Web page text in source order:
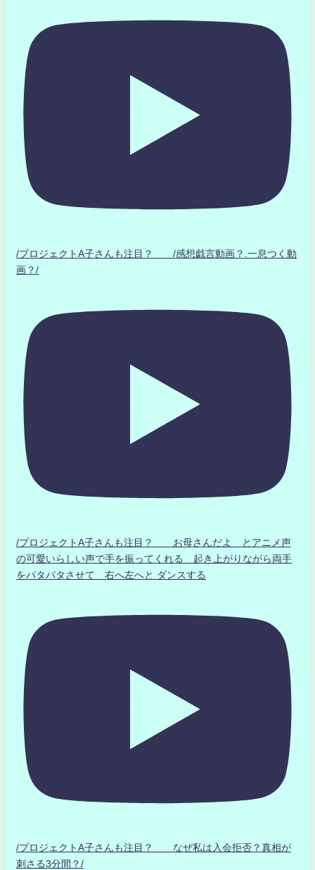
/プロジェクトA子さんも注目？ /感想戯言動画？.一息つく動
画？/
/プロジェクトA子さんも注目？ お母さんだよ とアニメ声
の可愛いらしい声で手を振ってくれる 起き上がりながら両手
をパタパタさせて 右へ左へと ダンスする
/プロジェクトA子さんも注目？ なぜ私は入会拒否？真相が
刺さる3分間？/